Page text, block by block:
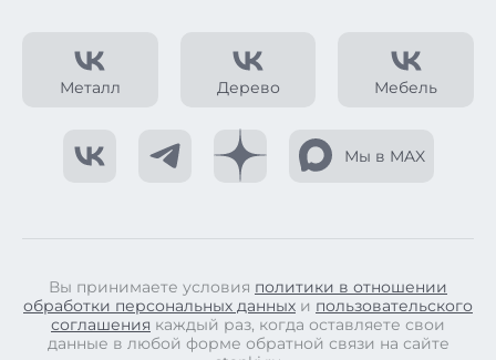
Металл Дерево Мебель
Мы в MAX
Вы принимаете условия политики в отношении
обработки персональных данных и пользовательского
соглашения каждый раз, когда оставляете свои
данные в любой форме обратной связи на сайте